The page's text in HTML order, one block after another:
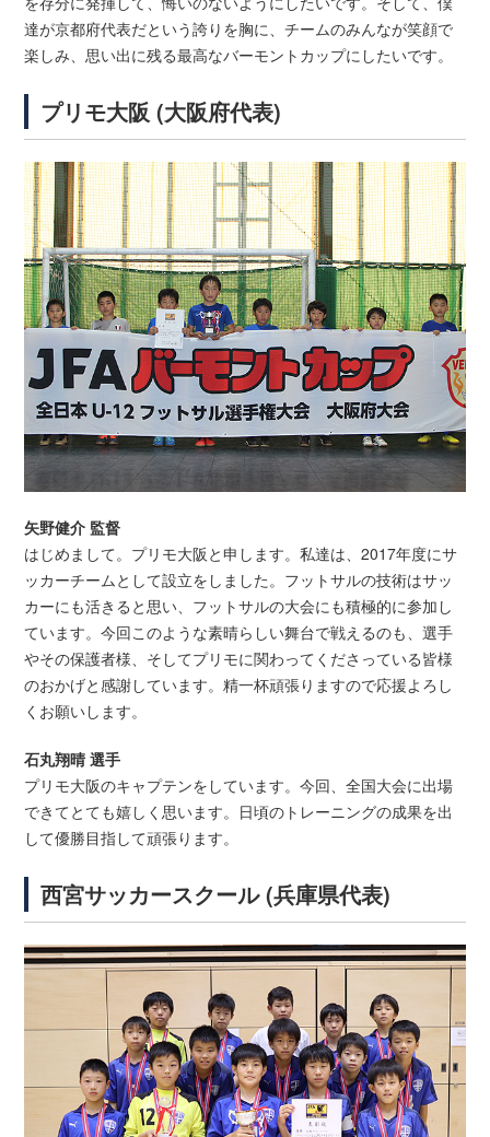
達が京都府代表だという誇りを胸に、チームのみんなが笑顔で
楽しみ、思い出に残る最高なバーモントカップにしたいです。
プリモ大阪 (大阪府代表)
矢野健介 監督
はじめまして。プリモ大阪と申します。私達は、2017年度にサ
ッカーチームとして設立をしました。フットサルの技術はサッ
カーにも活きると思い、フットサルの大会にも積極的に参加し
ています。今回このような素晴らしい舞台で戦えるのも、選手
やその保護者様、そしてプリモに関わってくださっている皆様
のおかげと感謝しています。精一杯頑張りますので応援よろし
くお願いします。
石丸翔晴 選手
プリモ大阪のキャプテンをしています。今回、全国大会に出場
できてとても嬉しく思います。日頃のトレーニングの成果を出
して優勝目指して頑張ります。
西宮サッカースクール (兵庫県代表)